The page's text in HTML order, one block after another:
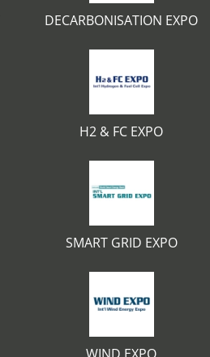
DECARBONISATION EXPO
H2 & FC EXPO
SMART GRID EXPO